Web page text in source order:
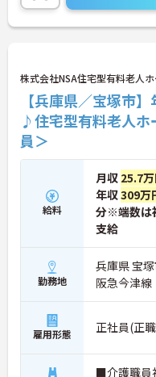
時間も充実させることがで
ご興味のある方には、面
株式会社NSA住宅型有料老人
【兵庫県／宝塚市
♪住宅型有料老人ホ
員＞
給料
月収 25.7
年収309万
分※端数は
支給
勤務地
兵庫県 宝
阪急今津
雇用形態 正社員(正
■介護職員